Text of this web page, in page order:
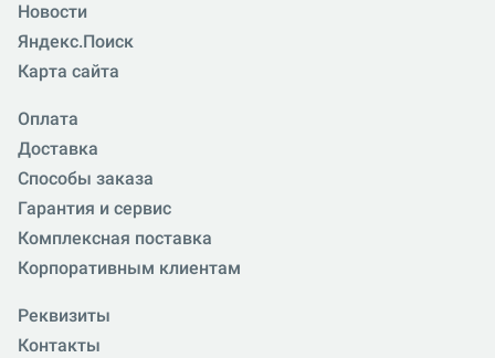
Новости
Яндекс.Поиск
Карта сайта
Оплата
Доставка
Способы заказа
Гарантия и сервис
Комплексная поставка
Корпоративным клиентам
Реквизиты
Контакты